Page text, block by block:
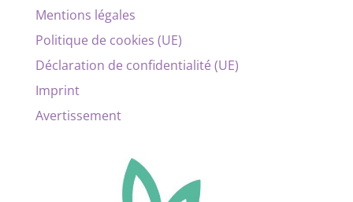
Mentions légales
Politique de cookies (UE)
Déclaration de confidentialité (UE)
Imprint
Avertissement